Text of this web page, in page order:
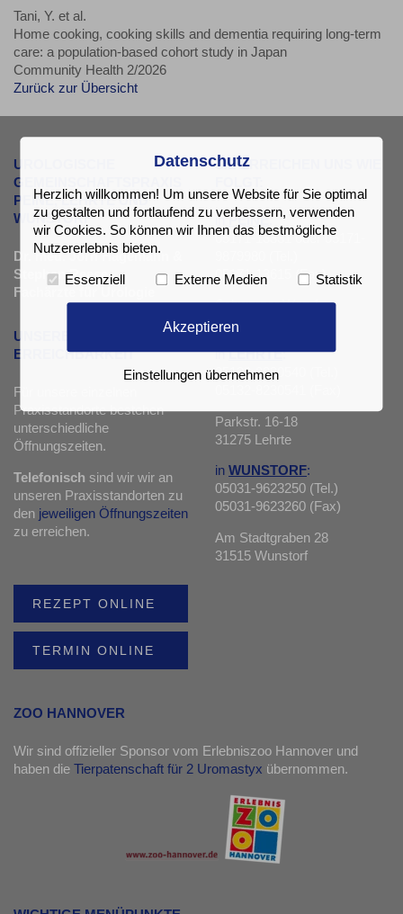
Tani, Y. et al.
Home cooking, cooking skills and dementia requiring long-term
care: a population-based cohort study in Japan
Community Health 2/2026
Zurück zur Übersicht
UROLOGISCHE
GEMEINSCHAFTSPRAXIS
PEINE, LEHRTE UND
WUNSTORF
Dr. med. Jörn Hagemann &
Stephan Reese
Fachärzte für Urologie
UNSERE
ERREICHBARKEIT
Für unsere einzelnen
Praxisstandorte bestehen
unterschiedliche
Öffnungszeiten.
Telefonisch sind wir wir an
unseren Praxisstandorten zu
den jeweiligen Öffnungszeiten
zu erreichen.
REZEPT ONLINE
TERMIN ONLINE
SIE ERREICHEN UNS WIE
inPEINE:
05171-13331 oder 05171-
05171-13615 (Fax)
Schwarzer Weg 1
31224 Peine
inLEHRTE:
05132-8230540 (Tel.)
Parkstr. 16-18
31275 Lehrte
in WUNSTORF:
05031-9623250 (Tel.)
05031-9623260 (Fax)
Am Stadtgraben 28
31515 Wunstorf
ZOO HANNOVER
Wir sind offizieller Sponsor vom Erlebniszoo Hannover und
haben die Tierpatenschaft für 2 Uromastyx übernommen.
Datenschutz
Herzlich willkommen! Um unsere Website für Sie optimal
zu gestalten und fortlaufend zu verbessern, verwenden
wir Cookies. So können wir Ihnen das bestmögliche
Nutzererlebnis bieten.
Essenziell Externe Medien Statistik
Akzeptieren
Einstellungen übernehmen